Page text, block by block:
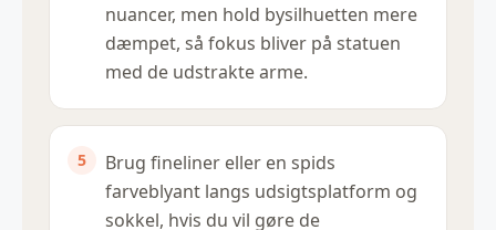
nuancer, men hold bysilhuetten mere
dæmpet, så fokus bliver på statuen
med de udstrakte arme.
Brug fineliner eller en spids
farveblyant langs udsigtsplatform og
sokkel, hvis du vil gøre de